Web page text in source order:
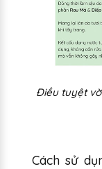
Điều tuyệt
Cách sử